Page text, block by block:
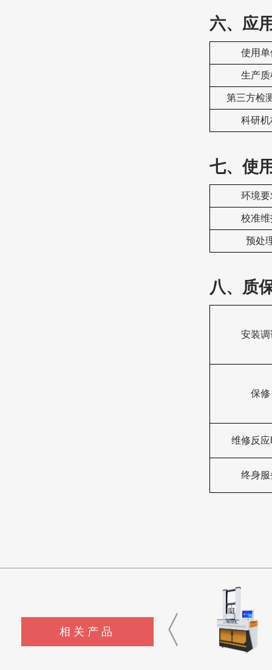
六、 应
使用单
生产质
第三方检
科研机
七、使
环境要
校准维
预处
八、质
安装调
保修
维修反
终身服
相关产品